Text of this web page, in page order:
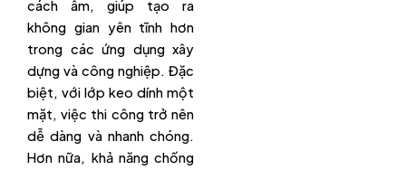
cách âm, giúp tạo ra
không gian yên tĩnh hơn
trong các ứng dụng xây
dựng và công nghiệp. Đặc
biệt, với lớp keo dính một
mặt, việc thi công trở nên
dễ dàng và nhanh chóng.
Hơn nữa, khả năng chống